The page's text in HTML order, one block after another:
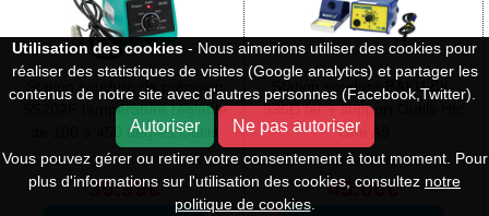
Station soudure de précision
SS202F température réglable
de 100 à 450 degrés:Outils
Htc One A9
accessoire en stock
39.99€
Station soudure BAKU BK-
936D fer + support:Outils Htc
One A9
accessoire en stock
45.00€
Utilisation des cookies - Nous aimerions utiliser des cookies pour
réaliser des statistiques de visites (Google analytics) et partager les
contenus de notre site avec d'autres personnes (Facebook,Twitter).
Autoriser Ne pas autoriser
Vous pouvez gérer ou retirer votre consentement à tout moment. Pour
plus d'informations sur l'utilisation des cookies, consultez notre
politique de cookies.